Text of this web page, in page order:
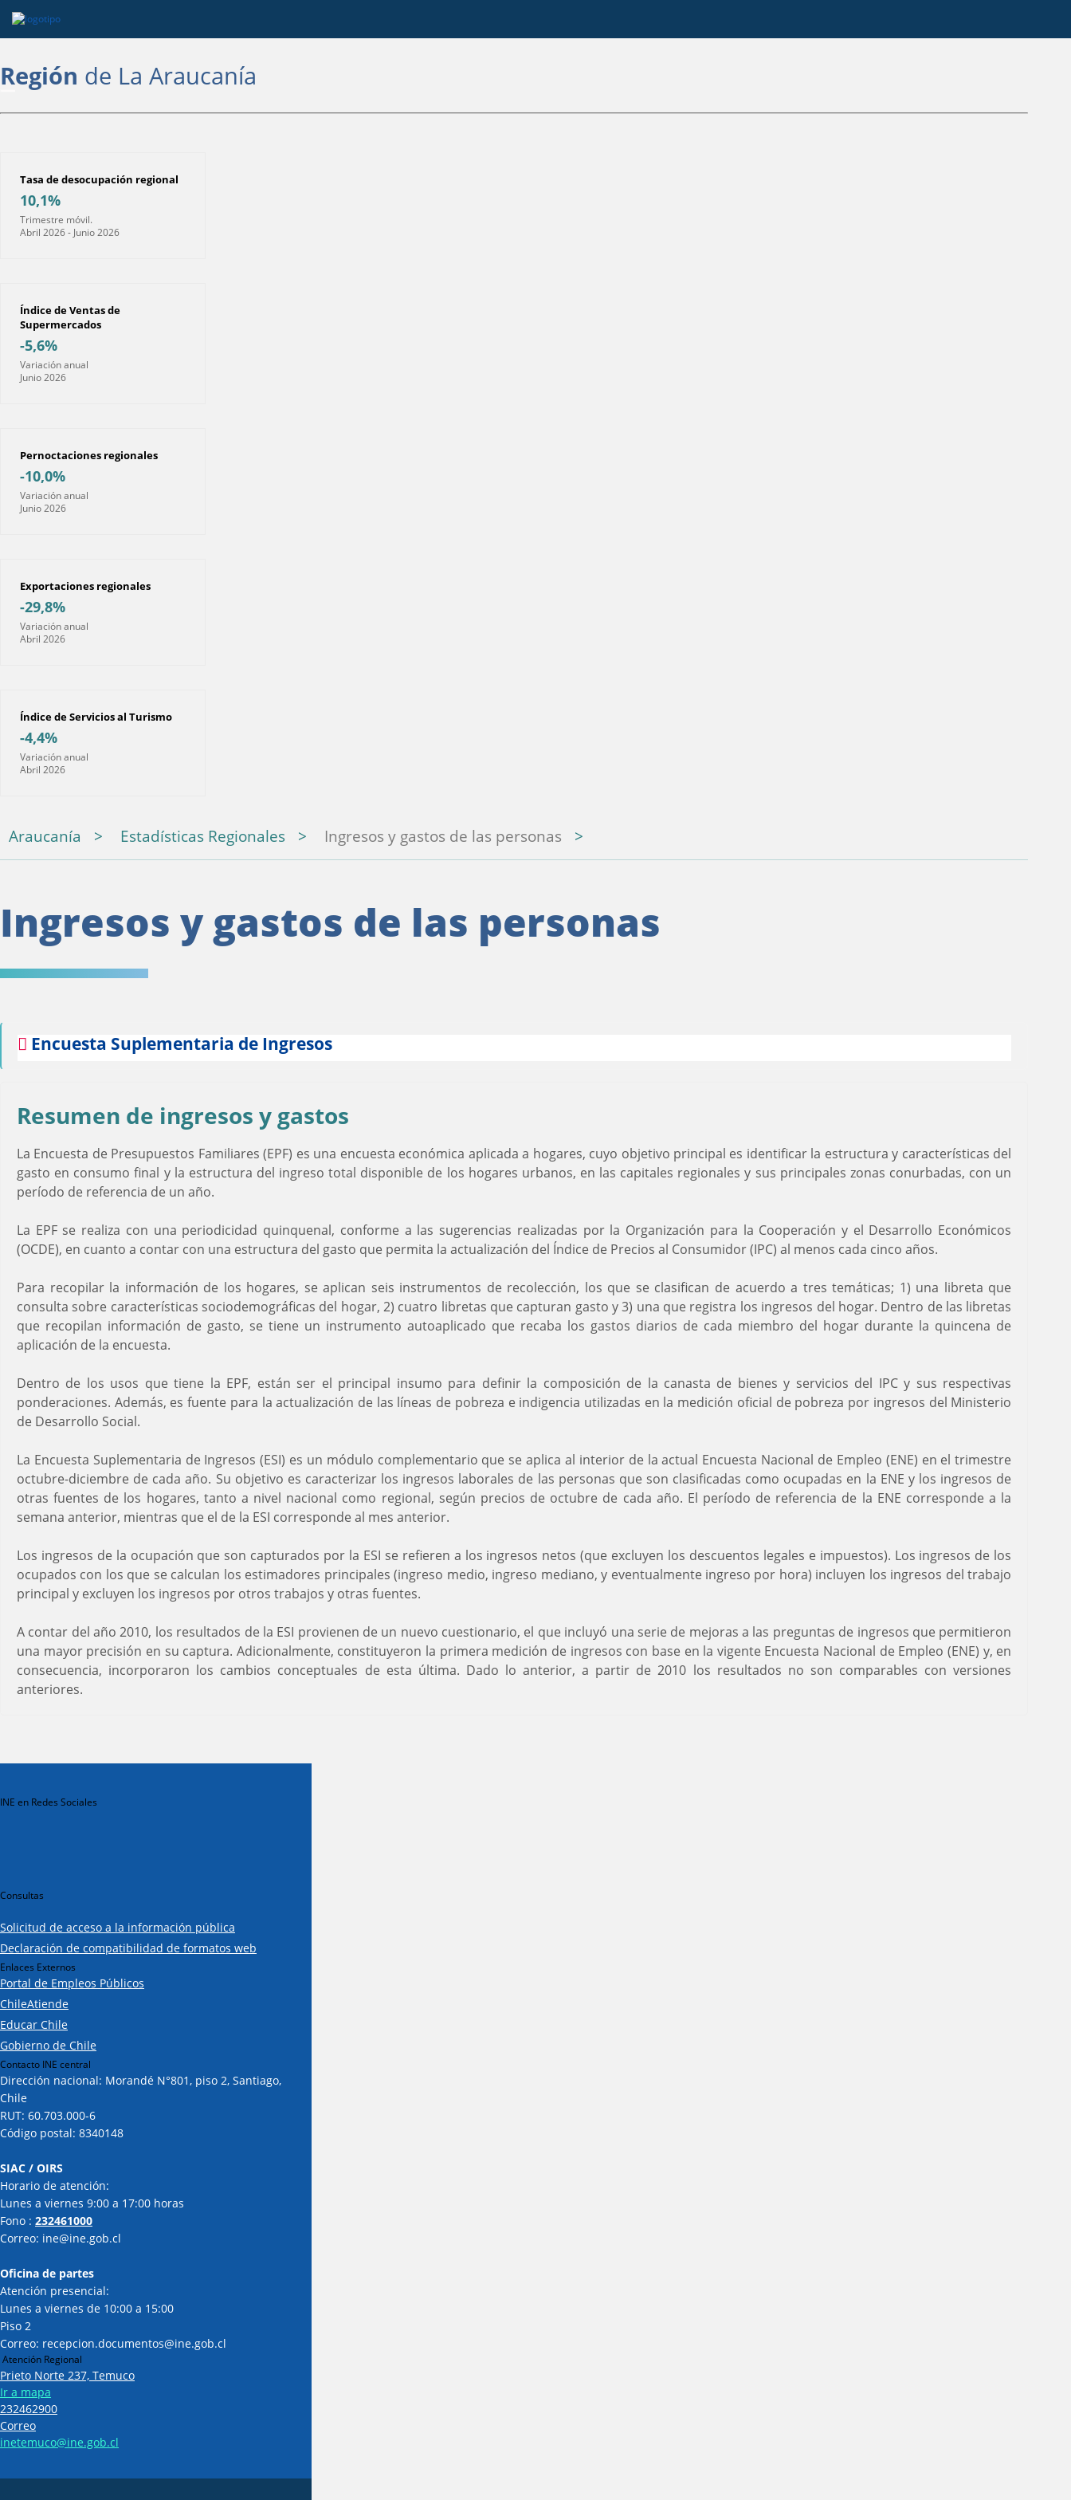
Región de La Araucanía
Tasa de desocupación regional
10,1%
Trimestre móvil.
Abril 2026 - Junio 2026
Índice de Ventas de
Supermercados
-5,6%
Variación anual
Junio 2026
Pernoctaciones regionales
-10,0%
Variación anual
Junio 2026
Exportaciones regionales
-29,8%
Variación anual
Abril 2026
Índice de Servicios al Turismo
-4,4%
Variación anual
Abril 2026
Araucanía Estadísticas Regionales Ingresos y gastos de las personas
Ingresos y gastos de las personas
Encuesta Suplementaria de Ingresos
Resumen de ingresos y gastos
La Encuesta de Presupuestos Familiares (EPF) es una encuesta económica aplicada a hogares, cuyo objetivo principal es identificar la estructura y características del
gasto en consumo final y la estructura del ingreso total disponible de los hogares urbanos, en las capitales regionales y sus principales zonas conurbadas, con un
período de referencia de un año.
La EPF se realiza con una periodicidad quinquenal, conforme a las sugerencias realizadas por la Organización para la Cooperación y el Desarrollo Económicos
(OCDE), en cuanto a contar con una estructura del gasto que permita la actualización del Índice de Precios al Consumidor (IPC) al menos cada cinco años.
Para recopilar la información de los hogares, se aplican seis instrumentos de recolección, los que se clasifican de acuerdo a tres temáticas; 1) una libreta que
consulta sobre características sociodemográficas del hogar, 2) cuatro libretas que capturan gasto y 3) una que registra los ingresos del hogar. Dentro de las libretas
que recopilan información de gasto, se tiene un instrumento autoaplicado que recaba los gastos diarios de cada miembro del hogar durante la quincena de
aplicación de la encuesta.
Dentro de los usos que tiene la EPF, están ser el principal insumo para definir la composición de la canasta de bienes y servicios del IPC y sus respectivas
ponderaciones. Además, es fuente para la actualización de las líneas de pobreza e indigencia utilizadas en la medición oficial de pobreza por ingresos del Ministerio
de Desarrollo Social.
La Encuesta Suplementaria de Ingresos (ESI) es un módulo complementario que se aplica al interior de la actual Encuesta Nacional de Empleo (ENE) en el trimestre
octubre-diciembre de cada año. Su objetivo es caracterizar los ingresos laborales de las personas que son clasificadas como ocupadas en la ENE y los ingresos de
otras fuentes de los hogares, tanto a nivel nacional como regional, según precios de octubre de cada año. El período de referencia de la ENE corresponde a la
semana anterior, mientras que el de la ESI corresponde al mes anterior.
Los ingresos de la ocupación que son capturados por la ESI se refieren a los ingresos netos (que excluyen los descuentos legales e impuestos). Los ingresos de los
ocupados con los que se calculan los estimadores principales (ingreso medio, ingreso mediano, y eventualmente ingreso por hora) incluyen los ingresos del trabajo
principal y excluyen los ingresos por otros trabajos y otras fuentes.
A contar del año 2010, los resultados de la ESI provienen de un nuevo cuestionario, el que incluyó una serie de mejoras a las preguntas de ingresos que permitieron
una mayor precisión en su captura. Adicionalmente, constituyeron la primera medición de ingresos con base en la vigente Encuesta Nacional de Empleo (ENE) y, en
consecuencia, incorporaron los cambios conceptuales de esta última. Dado lo anterior, a partir de 2010 los resultados no son comparables con versiones
anteriores.
INE en Redes Sociales
Consultas
Solicitud de acceso a la información pública
Declaración de compatibilidad de formatos web
Enlaces Externos
Portal de Empleos Públicos
ChileAtiende
Educar Chile
Gobierno de Chile
Contacto INE central
Dirección nacional: Morandé N°801, piso 2, Santiago,
Chile
RUT: 60.703.000-6
Código postal: 8340148
SIAC / OIRS
Horario de atención:
Lunes a viernes 9:00 a 17:00 horas
Fono : 232461000
Correo: ine@ine.gob.cl
Oficina de partes
Atención presencial:
Lunes a viernes de 10:00 a 15:00
Piso 2
Correo: recepcion.documentos@ine.gob.cl
Atención Regional
Prieto Norte 237, Temuco
Ir a mapa
232462900
Correo
inetemuco@ine.gob.cl